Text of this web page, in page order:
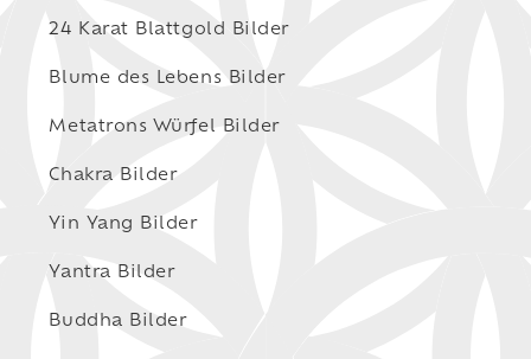
24 Karat Blattgold Bilder
Blume des Lebens Bilder
Metatrons Würfel Bilder
Chakra Bilder
Yin Yang Bilder
Yantra Bilder
Buddha Bilder